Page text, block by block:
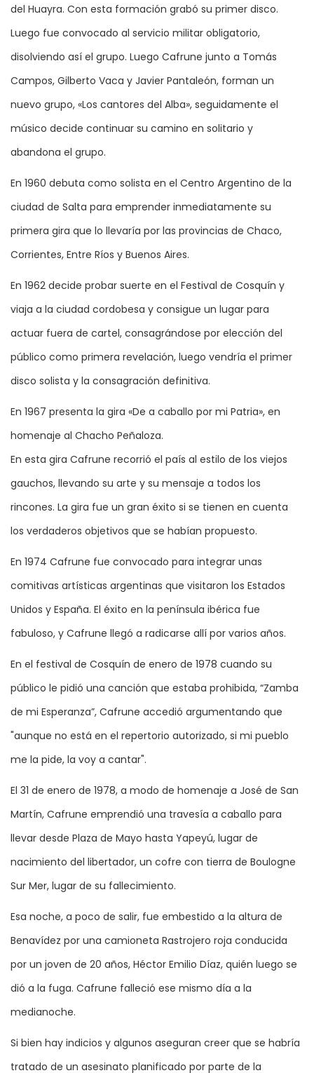
del Huayra. Con esta formación grabó su primer disco.
Luego fue convocado al servicio militar obligatorio,
disolviendo así el grupo. Luego Cafrune junto a Tomás
Campos, Gilberto Vaca y Javier Pantaleón, forman un
nuevo grupo, «Los cantores del Alba», seguidamente el
músico decide continuar su camino en solitario y
abandona el grupo.
En 1960 debuta como solista en el Centro Argentino de la
ciudad de Salta para emprender inmediatamente su
primera gira que lo llevaría por las provincias de Chaco,
Corrientes, Entre Ríos y Buenos Aires.
En 1962 decide probar suerte en el Festival de Cosquín y
viaja a la ciudad cordobesa y consigue un lugar para
actuar fuera de cartel, consagrándose por elección del
público como primera revelación, luego vendría el primer
disco solista y la consagración definitiva.
En 1967 presenta la gira «De a caballo por mi Patria», en
homenaje al Chacho Peñaloza.
En esta gira Cafrune recorrió el país al estilo de los viejos
gauchos, llevando su arte y su mensaje a todos los
rincones. La gira fue un gran éxito si se tienen en cuenta
los verdaderos objetivos que se habían propuesto.
En 1974 Cafrune fue convocado para integrar unas
comitivas artísticas argentinas que visitaron los Estados
Unidos y España. El éxito en la península ibérica fue
fabuloso, y Cafrune llegó a radicarse allí por varios años.
En el festival de Cosquín de enero de 1978 cuando su
público le pidió una canción que estaba prohibida, “Zamba
de mi Esperanza”, Cafrune accedió argumentando que
"aunque no está en el repertorio autorizado, si mi pueblo
me la pide, la voy a cantar".
El 31 de enero de 1978, a modo de homenaje a José de San
Martín, Cafrune emprendió una travesía a caballo para
llevar desde Plaza de Mayo hasta Yapeyú, lugar de
nacimiento del libertador, un cofre con tierra de Boulogne
Sur Mer, lugar de su fallecimiento.
Esa noche, a poco de salir, fue embestido a la altura de
Benavídez por una camioneta Rastrojero roja conducida
por un joven de 20 años, Héctor Emilio Díaz, quién luego se
dió a la fuga. Cafrune falleció ese mismo día a la
medianoche.
Si bien hay indicios y algunos aseguran creer que se habría
tratado de un asesinato planificado por parte de la